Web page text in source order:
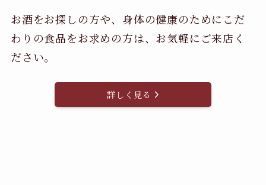
お酒をお探しの方や、身体の健康のためにこだ
わりの食品をお求めの方は、お気軽にご来店く
ださい。
詳しく見る